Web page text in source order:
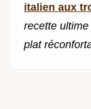
italien aux
recette
plat